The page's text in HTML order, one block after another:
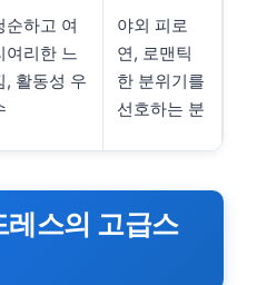
순하고 여
여리한 느
, 활동성 우
야외 피로
연, 로맨틱
한 분위기를
선호하는 분
스의 고급스